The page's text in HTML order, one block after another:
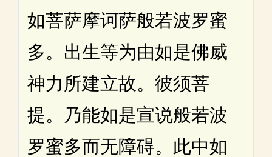
如菩萨摩诃萨般若波罗蜜
多。出生等为由如是佛威
神力所建立故。彼须菩
提。乃能如是宣说般若波
罗蜜多而无障碍。此中如